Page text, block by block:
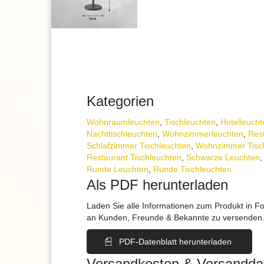
Kategorien
Wohnraum­leuchten, Tisch­leuchten,
Nachttisch­leuchten, Wohnzimmer­leuchten,
Schlafzimmer Tischleuchten, Wohnzimmer
Restaurant Tischleuchten, Schwarze Leuchten,
Runde Leuchten, Runde Tischleuchten
Als PDF herunterladen
Laden Sie alle Informationen zum Produkt in
an Kunden, Freunde & Bekannte zu versenden.
PDF-Datenblatt herunterladen